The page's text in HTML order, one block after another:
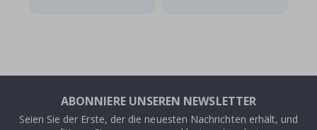
ABONNIERE UNSEREN NEWSLETTER
Seien Sie der Erste, der die neuesten Nachrichten erhält, und